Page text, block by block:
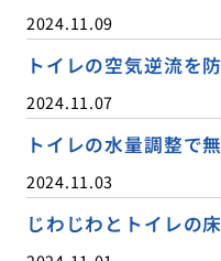
2024.11.09
トイレの空気逆流を
2024.11.07
トイレの水量調整で
2024.11.03
じわじわとトイレの